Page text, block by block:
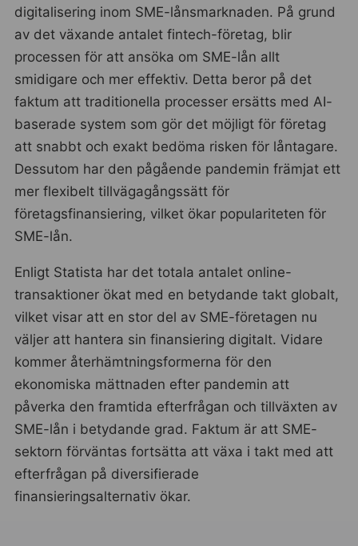
digitalisering inom SME-lånsmarknaden. På grund
av det växande antalet fintech-företag, blir
processen för att ansöka om SME-lån allt
smidigare och mer effektiv. Detta beror på det
faktum att traditionella processer ersätts med AI-
baserade system som gör det möjligt för företag
att snabbt och exakt bedöma risken för låntagare.
Dessutom har den pågående pandemin främjat ett
mer flexibelt tillvägagångssätt för
företagsfinansiering, vilket ökar populariteten för
SME-lån.
Enligt Statista har det totala antalet online-
transaktioner ökat med en betydande takt globalt,
vilket visar att en stor del av SME-företagen nu
väljer att hantera sin finansiering digitalt. Vidare
kommer återhämtningsformerna för den
ekonomiska mättnaden efter pandemin att
påverka den framtida efterfrågan och tillväxten av
SME-lån i betydande grad. Faktum är att SME-
sektorn förväntas fortsätta att växa i takt med att
efterfrågan på diversifierade
finansieringsalternativ ökar.